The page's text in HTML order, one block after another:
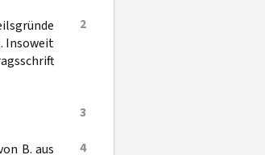
2
Insoweit
3
4
B. aus